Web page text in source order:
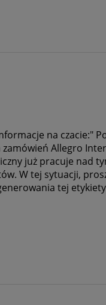
na czacie:"
Allegro
już pracuje nad
W tej sytuacji,
tej